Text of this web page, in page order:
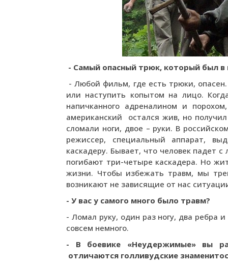
- Самый опасный трюк, который был
- Любой фильм, где есть трюки,
или наступить копытом на лицо.
напичканного адреналином и
американский остался жив, но
сломали ноги, двое – руки. В
режиссер, специальный аппарат,
каскадеру. Бывает, что человек падет
погибают три-четыре каскадера. Но
жизни. Чтобы избежать травм, мы
возникают не зависящие от нас
- У вас у самого много было травм?
- Ломал руку, один раз ногу, два ребра
совсем немного.
- В боевике «Неудержимые» вы
отличаются голливудские